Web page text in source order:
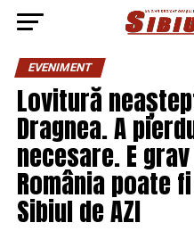
EVENIMENT
Lovitură
Dragnea. A
necesare. E
România poate
Sibiul de AZI